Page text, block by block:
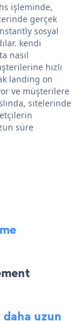
işleminde,
gerçek
sosyal
kendi
nasıl
hızlı
landing on
ve müşterilere
sitelerinde
süre
uzun